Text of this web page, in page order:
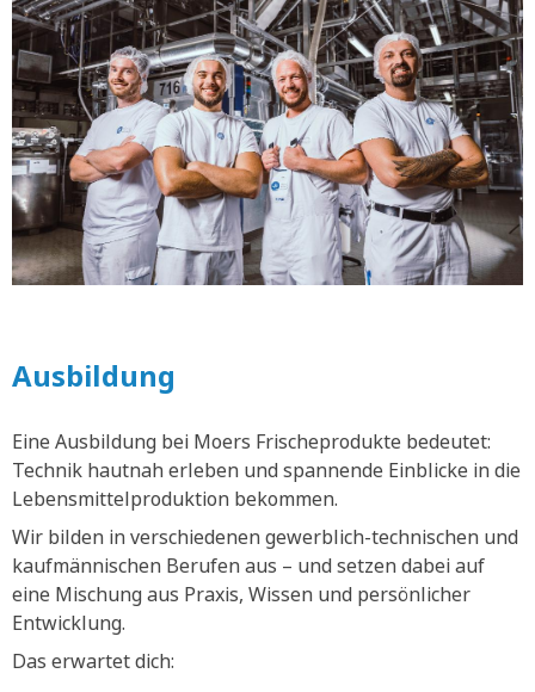
Ausbildung
Eine Ausbildung bei Moers Frischeprodukte bedeutet:
Technik hautnah erleben und spannende Einblicke in die
Lebensmittelproduktion bekommen.
Wir bilden in verschiedenen gewerblich-technischen und
kaufmännischen Berufen aus – und setzen dabei auf
eine Mischung aus Praxis, Wissen und persönlicher
Entwicklung.
Das erwartet dich: